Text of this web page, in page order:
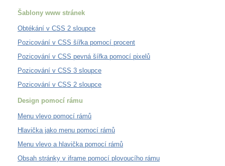
Šablony www stránek
Obtékání v CSS 2 sloupce
Pozicování v CSS šířka pomocí procent
Pozicování v CSS pevná šířka pomocí pixelů
Pozicování v CSS 3 sloupce
Pozicování v CSS 2 sloupce
Design pomocí rámu
Menu vlevo pomocí rámů
Hlavička jako menu pomocí rámů
Menu vlevo a hlavička pomocí rámů
Obsah stránky v iframe pomocí plovoucího rámu